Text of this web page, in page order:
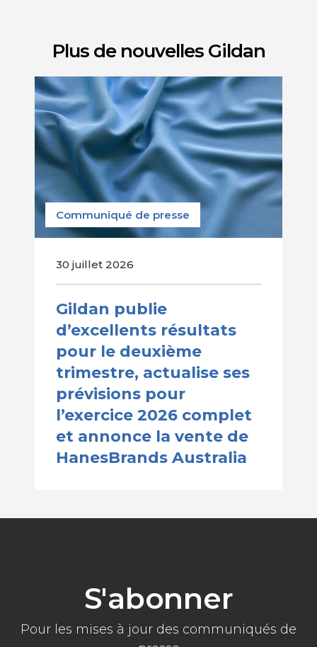
Plus de nouvelles Gildan
Communiqué de presse
30 juillet 2026
Gildan publie
d’excellents résultats
pour le deuxième
trimestre, actualise ses
prévisions pour
l’exercice 2026 complet
et annonce la vente de
HanesBrands Australia